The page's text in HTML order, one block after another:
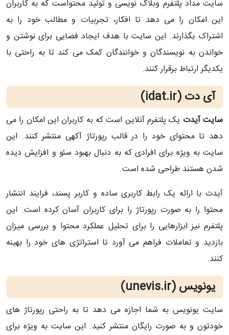
سایت مداد پلتفرم وبلاگ نویسی و تولید محتواست که به کاربران
این امکان را می دهد تا افکار، تجربیات و مطالب خود را به
اشتراک بگذارند. این سایت با هدف ایجاد فضایی برای نوشتن و
خواندن به نویسندگان و خوانندگان کمک می کند تا به راحتی با
یکدیگر ارتباط برقرار کنند.
آی دت (idat.ir)
سایت آیدت یک پلتفرم آنلاین است که به کاربران این امکان را می
دهد تا محتوای خود را در قالب رپورتاژ آکهی منتشر کنند. این
سایت به ویژه برای افرادی که به دنبال بهبود سئو و افزایش دیده
شدن هستند طراحی شده است.
آیدت با ارائه یک رابط کاربری ساده و کاربر پسند، فرایند انتشار
محتوا را به صورت رپورتاژ را برای کاربران آسان کرده است. این
پلتفرم نیز ابزارهایی را برای تحلیل عملکرد محتوا و بررسی میزان
بازدید و تعاملات فراهم می آورد تا استراتژی های خود را بهینه
کنند.
یونویس (unevis.ir)
سایت یونویس به شما اجازه می دهد تا به راحتی رپورتاژ های
خودتون و به صورت رایگان منتشر کنید. این سایت به ویژه برای